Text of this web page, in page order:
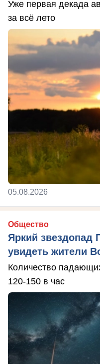
Уже первая декада
за всё лето
05.08.2026
Общество
Яркий звездопад
увидеть жители
Количество
120-150 в час